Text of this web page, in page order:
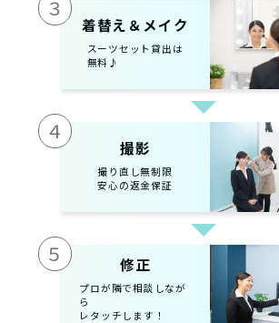
３
着替え＆メイク
スーツセット貸出は
無料♪
４
撮影
撮り直し無制限
安心の返金保証
５ 修正
プロが隣で相談しなが
ら
レタッチします！